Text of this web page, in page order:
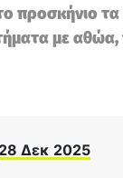
προσκήνιο
με αθώα,
28 Δεκ 2025